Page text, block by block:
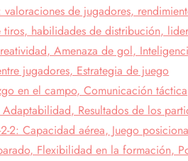
valoraciones de jugadores,
habilidades de distribución,
Amenaza de gol,
jugadores, Estrategia de juego
en el campo, Comunicación
Resultados de los
2: Capacidad aérea, Juego
Flexibilidad en la formación,